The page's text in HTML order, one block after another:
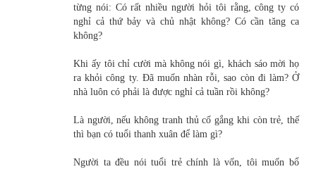
từng nói: Có rất nhiều người hỏi tôi rằng, công ty có
nghỉ cả thứ bảy và chủ nhật không? Có cần tăng ca
không?
Khi ấy tôi chỉ cười mà không nói gì, khách sáo mời họ
ra khỏi công ty. Đã muốn nhàn rỗi, sao còn đi làm? Ở
nhà luôn có phải là được nghỉ cả tuần rồi không?
Là người, nếu không tranh thủ cố gắng khi còn trẻ, thế
thì bạn có tuổi thanh xuân để làm gì?
Người ta đều nói tuổi trẻ chính là vốn, tôi muốn bổ